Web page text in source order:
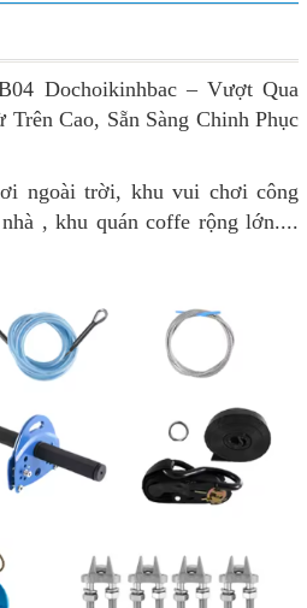
Dochoikinhbac – Vượt Qua
Cao, Sẵn Sàng Chinh Phục
ngoài trời, khu vui chơi công
, khu quán coffe rộng lớn....